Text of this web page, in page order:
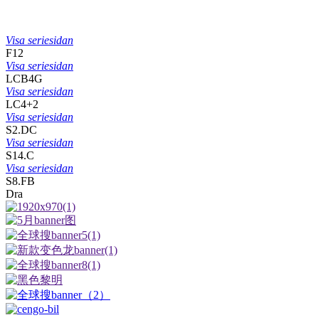
Visa seriesidan
F12
Visa seriesidan
LCB4G
Visa seriesidan
LC4+2
Visa seriesidan
S2.DC
Visa seriesidan
S14.C
Visa seriesidan
S8.FB
Dra